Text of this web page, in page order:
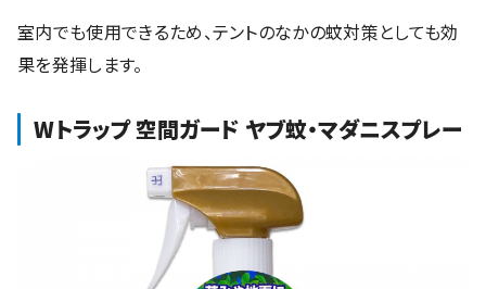
室内でも使用できるため、テントのなかの蚊対策としても効
果を発揮します。
Wトラップ 空間ガード ヤブ蚊・マダニスプレー